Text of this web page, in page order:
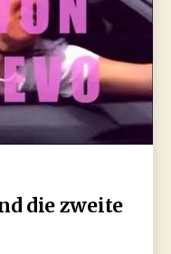
die zweite